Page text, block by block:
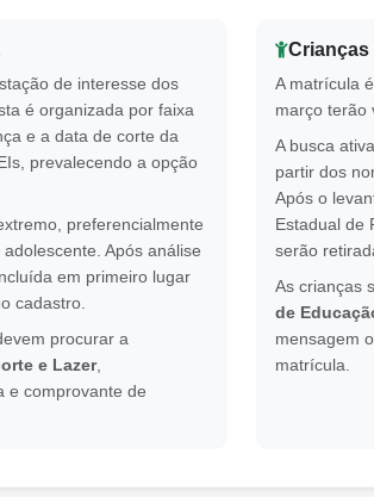
de interesse dos
é organizada por faixa
e a data de corte da
prevalecendo a opção
preferencialmente
Após análise
em primeiro lugar
cadastro.
procurar a
e Lazer,
e comprovante de
Crianças
A matrícula
março terão
A busca
partir dos
Após o
Estadual de
serão
As crianças
de
mensagem
matrícula.